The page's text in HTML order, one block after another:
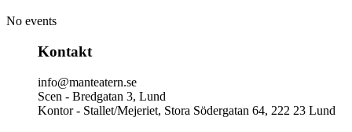
No events
Kontakt
info@manteatern.se
Scen - Bredgatan 3, Lund
Kontor - Stallet/Mejeriet, Stora Södergatan 64, 222 23 Lund